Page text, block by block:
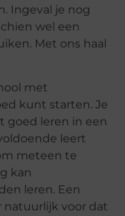
Ingeval je nog
wel een
Met ons haal
met
kunt starten. Je
goed leren in een
leert
meteen te
kan
leren. Een
voor dat